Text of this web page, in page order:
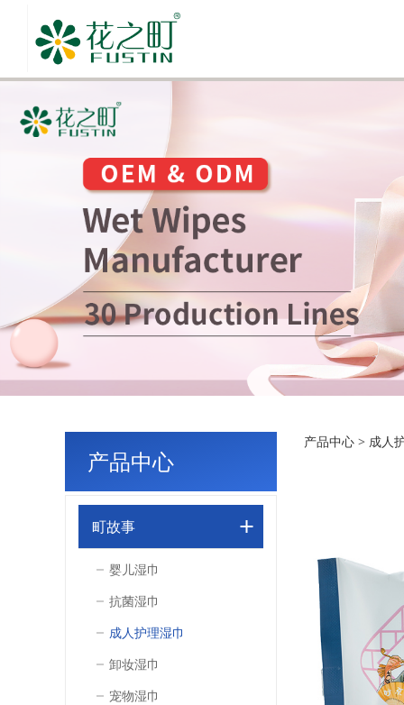
产品中心
町故事
婴儿湿巾
抗菌湿巾
成人护理湿巾
卸妆湿巾
宠物湿巾
湿厕
产品中心 > 成人